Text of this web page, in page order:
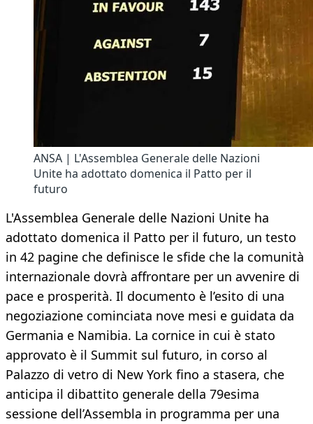
ANSA | L'Assemblea Generale delle Nazioni
Unite ha adottato domenica il Patto per il
futuro
L'Assemblea Generale delle Nazioni Unite ha
adottato domenica il Patto per il futuro, un testo
in 42 pagine che definisce le sfide che la comunità
internazionale dovrà affrontare per un avvenire di
pace e prosperità. Il documento è l’esito di una
negoziazione cominciata nove mesi e guidata da
Germania e Namibia. La cornice in cui è stato
approvato è il Summit sul futuro, in corso al
Palazzo di vetro di New York fino a stasera, che
anticipa il dibattito generale della 79esima
sessione dell’Assembla in programma per una